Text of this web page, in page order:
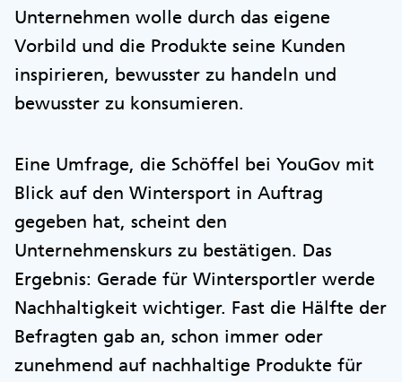
Unternehmen wolle durch das eigene
Vorbild und die Produkte seine Kunden
inspirieren, bewusster zu handeln und
bewusster zu konsumieren.
Eine Umfrage, die Schöffel bei YouGov mit
Blick auf den Wintersport in Auftrag
gegeben hat, scheint den
Unternehmenskurs zu bestätigen. Das
Ergebnis: Gerade für Wintersportler werde
Nachhaltigkeit wichtiger. Fast die Hälfte der
Befragten gab an, schon immer oder
zunehmend auf nachhaltige Produkte für